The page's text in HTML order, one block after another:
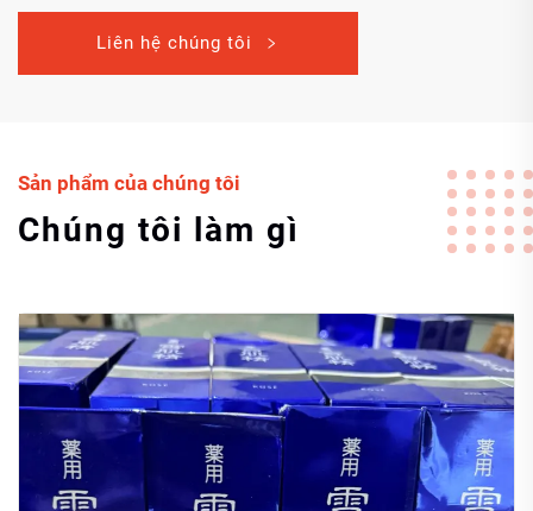
Liên hệ chúng tôi
Sản phẩm của chúng tôi
Chúng tôi làm gì